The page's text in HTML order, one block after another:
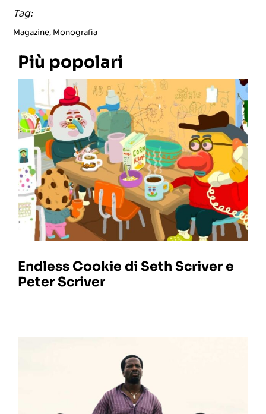
Tag:
Magazine, Monografia
Più popolari
Endless Cookie di Seth Scriver e
Peter Scriver